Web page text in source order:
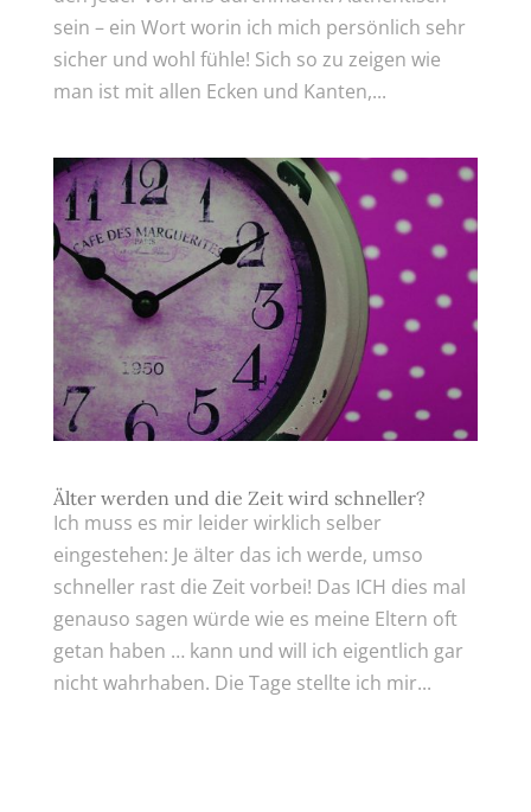
sein – ein Wort worin ich mich persönlich sehr
sicher und wohl fühle! Sich so zu zeigen wie
man ist mit allen Ecken und Kanten,...
Älter werden und die Zeit wird schneller?
Ich muss es mir leider wirklich selber
eingestehen: Je älter das ich werde, umso
schneller rast die Zeit vorbei! Das ICH dies mal
genauso sagen würde wie es meine Eltern oft
getan haben … kann und will ich eigentlich gar
nicht wahrhaben. Die Tage stellte ich mir...